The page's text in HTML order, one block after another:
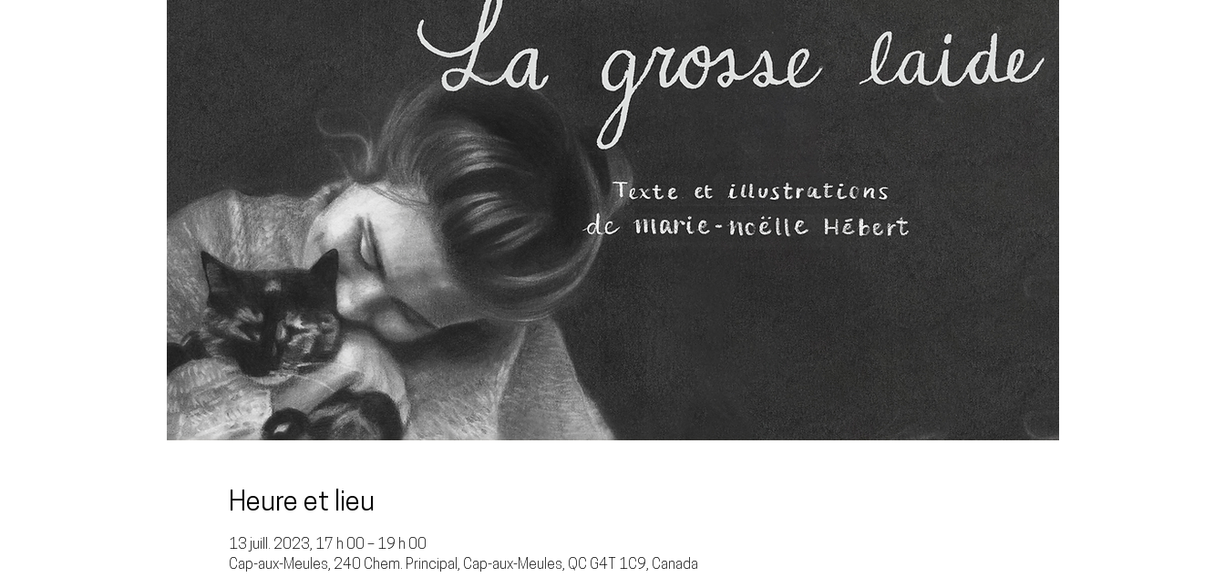
Heure et lieu
13 juill. 2023, 17 h 00 – 19 h 00
Cap-aux-Meules, 240 Chem. Principal, Cap-aux-Meules, QC G4T 1C9, Canada